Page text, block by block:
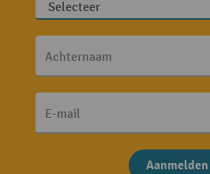
Achternaam
E-mail
Aanmelden